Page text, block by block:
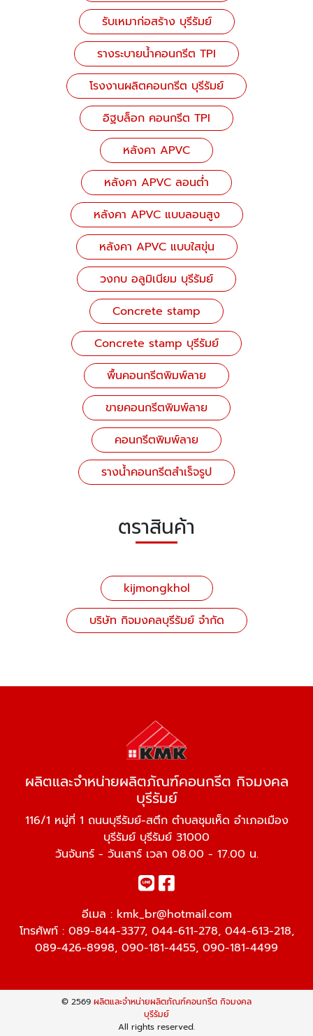
รับเหมาก่อสร้าง บุรีรัมย์
รางระบายน้ำคอนกรีต TPI
โรงงานผลิตคอนกรีต บุรีรัมย์
อิฐบล็อก คอนกรีต TPI
หลังคา APVC
หลังคา APVC ลอนต่ำ
หลังคา APVC แบบลอนสูง
หลังคา APVC แบบใสขุ่น
วงกบ อลูมิเนียม บุรีรัมย์
Concrete stamp
Concrete stamp บุรีรัมย์
พื้นคอนกรีตพิมพ์ลาย
ขายคอนกรีตพิมพ์ลาย
คอนกรีตพิมพ์ลาย
รางน้ำคอนกรีตสำเร็จรูป
ตราสินค้า
kijmongkhol
บริษัท กิจมงคลบุรีรัมย์ จำกัด
ผลิตและจำหน่ายผลิตภัณฑ์คอนกรีต กิจมงคล
บุรีรัมย์
116/1 หมู่ที่ 1 ถนนบุรีรัมย์-สตึก ตำบลชุมเห็ด อำเภอเมือง
บุรีรัมย์ บุรีรัมย์ 31000
วันจันทร์ - วันเสาร์ เวลา 08.00 - 17.00 น.
อีเมล : kmk_br@hotmail.com
โทรศัพท์ : 089-844-3377, 044-611-278, 044-613-218,
089-426-8998, 090-181-4455, 090-181-4499
© 2569 ผลิตและจำหน่ายผลิตภัณฑ์คอนกรีต กิจมงคล
บุรีรัมย์
All rights reserved.